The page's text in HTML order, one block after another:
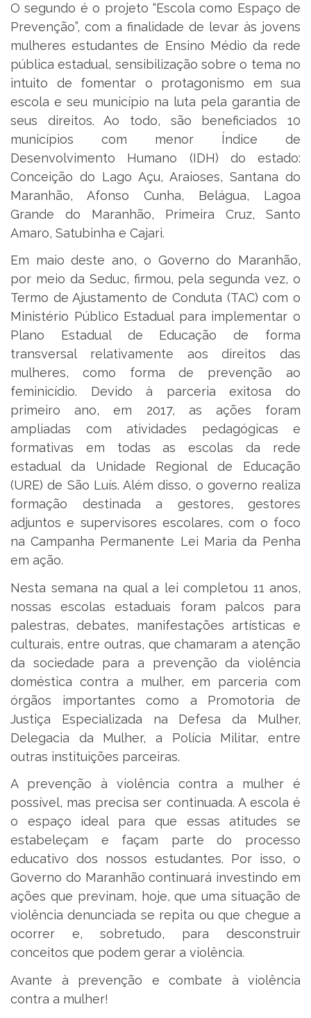
O segundo é o projeto “Escola como Espaço de
Prevenção”, com a finalidade de levar às jovens
mulheres estudantes de Ensino Médio da rede
pública estadual, sensibilização sobre o tema no
intuito de fomentar o protagonismo em sua
escola e seu município na luta pela garantia de
seus direitos. Ao todo, são beneficiados 10
municípios com menor Índice de
Desenvolvimento Humano (IDH) do estado:
Conceição do Lago Açu, Araioses, Santana do
Maranhão, Afonso Cunha, Belágua, Lagoa
Grande do Maranhão, Primeira Cruz, Santo
Amaro, Satubinha e Cajari.
Em maio deste ano, o Governo do Maranhão,
por meio da Seduc, firmou, pela segunda vez, o
Termo de Ajustamento de Conduta (TAC) com o
Ministério Público Estadual para implementar o
Plano Estadual de Educação de forma
transversal relativamente aos direitos das
mulheres, como forma de prevenção ao
feminicídio. Devido à parceria exitosa do
primeiro ano, em 2017, as ações foram
ampliadas com atividades pedagógicas e
formativas em todas as escolas da rede
estadual da Unidade Regional de Educação
(URE) de São Luís. Além disso, o governo realiza
formação destinada a gestores, gestores
adjuntos e supervisores escolares, com o foco
na Campanha Permanente Lei Maria da Penha
em ação.
Nesta semana na qual a lei completou 11 anos,
nossas escolas estaduais foram palcos para
palestras, debates, manifestações artísticas e
culturais, entre outras, que chamaram a atenção
da sociedade para a prevenção da violência
doméstica contra a mulher, em parceria com
órgãos importantes como a Promotoria de
Justiça Especializada na Defesa da Mulher,
Delegacia da Mulher, a Polícia Militar, entre
outras instituições parceiras.
A prevenção à violência contra a mulher é
possível, mas precisa ser continuada. A escola é
o espaço ideal para que essas atitudes se
estabeleçam e façam parte do processo
educativo dos nossos estudantes. Por isso, o
Governo do Maranhão continuará investindo em
ações que previnam, hoje, que uma situação de
violência denunciada se repita ou que chegue a
ocorrer e, sobretudo, para desconstruir
conceitos que podem gerar a violência.
Avante à prevenção e combate à violência
contra a mulher!